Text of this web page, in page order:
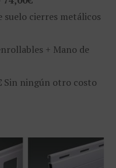
cierres metálicos
+ Mano de
Sin ningún otro costo